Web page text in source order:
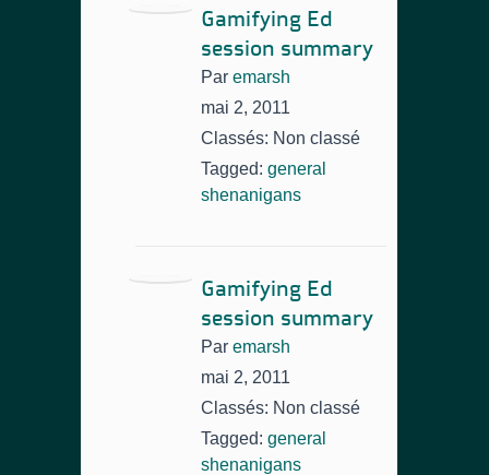
Gamifying Ed
session summary
Par emarsh
mai 2, 2011
Classés: Non classé
Tagged: general
shenanigans
Gamifying Ed
session summary
Par emarsh
mai 2, 2011
Classés: Non classé
Tagged: general
shenanigans